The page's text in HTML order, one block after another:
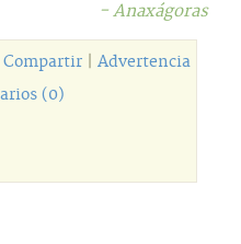
- Anaxágoras
Compartir| Advertencia
(0)